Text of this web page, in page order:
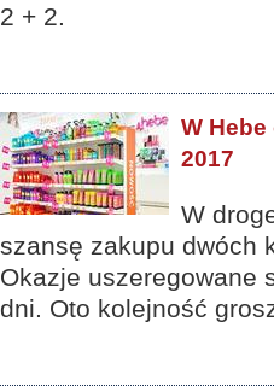
2 + 2.
W
2017
W
szansę zakupu dwóch
Okazje uszeregowane
dni. Oto kolejność